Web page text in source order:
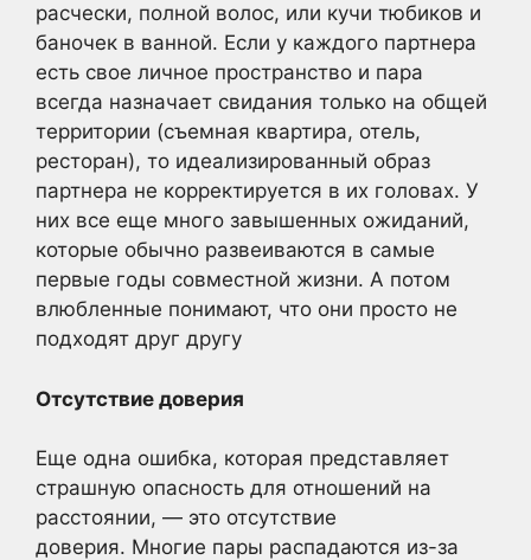
расчески, полной волос, или кучи тюбиков и
баночек в ванной. Если у каждого партнера
есть свое личное пространство и пара
всегда назначает свидания только на общей
территории (съемная квартира, отель,
ресторан), то идеализированный образ
партнера не корректируется в их головах. У
них все еще много завышенных ожиданий,
которые обычно развеиваются в самые
первые годы совместной жизни. А потом
влюбленные понимают, что они просто не
подходят друг другу
Отсутствие доверия
Еще одна ошибка, которая представляет
страшную опасность для отношений на
расстоянии, — это отсутствие
доверия. Многие пары распадаются из-за